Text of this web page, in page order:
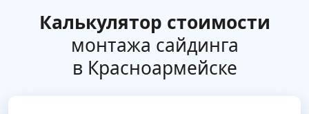
Калькулятор стоимости
монтажа сайдинга
в Красноармейске